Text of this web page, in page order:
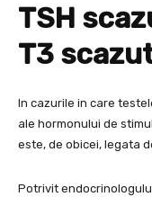
TSH
T3
In cazurile in care
ale hormonului de
este, de obicei, legata
Potrivit